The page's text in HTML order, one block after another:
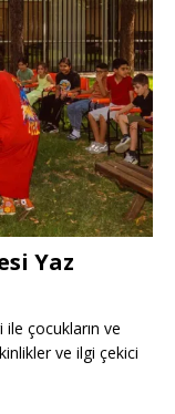
Yaz
çocukların ve
ve ilgi çekici